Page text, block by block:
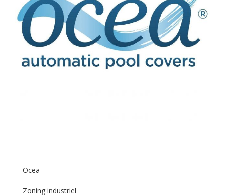
Ocea
Zoning industriel